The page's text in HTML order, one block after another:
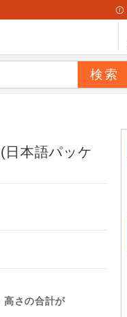
本語パッケ
高さの合計が